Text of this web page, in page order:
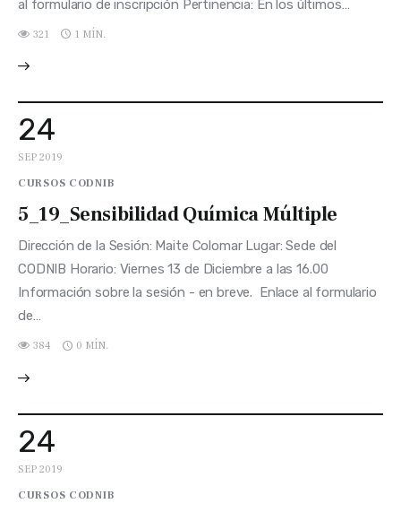
al formulario de inscripción Pertinencia: En los últimos…
321 1 MÍN.
24
SEP 2019
CURSOS CODNIB
5_19_Sensibilidad Química Múltiple
Dirección de la Sesión: Maite Colomar Lugar: Sede del
CODNIB Horario: Viernes 13 de Diciembre a las 16.00
Información sobre la sesión - en breve. Enlace al formulario
de…
384 0 MÍN.
24
SEP 2019
CURSOS CODNIB